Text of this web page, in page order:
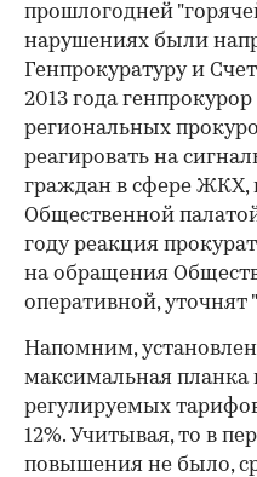
00:00 / 00:00
прошлогодней
нарушениях были
Генпрокуратуру и
2013 года
региональных
реагировать на
граждан в сфере ЖКХ,
Общественной
году реакция
на обращения
оперативной, уточнят
Напомним,
максимальная
регулируемых
12%. Учитывая, то в
повышения не было,